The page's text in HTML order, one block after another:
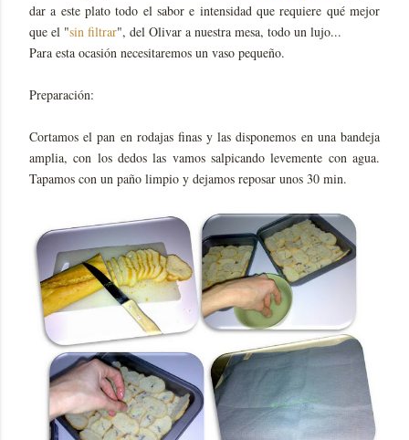
dar a este plato todo el sabor e intensidad que requiere qué mejor
que el "sin filtrar", del Olivar a nuestra mesa, todo un lujo...
Para esta ocasión necesitaremos un vaso pequeño.
Preparación:
Cortamos el pan en rodajas finas y las disponemos en una bandeja
amplia, con los dedos las vamos salpicando levemente con agua.
Tapamos con un paño limpio y dejamos reposar unos 30 min.